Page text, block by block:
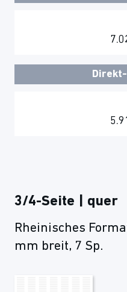
3/4-Seite | quer
Rheinisches
mm breit, 7 Sp.